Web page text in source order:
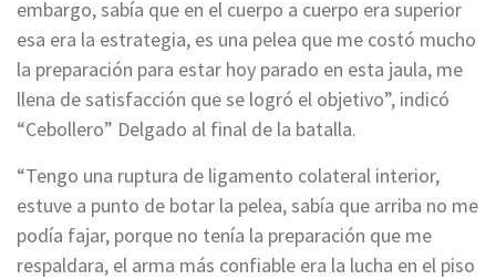
embargo, sabía que en el cuerpo a cuerpo era superior
esa era la estrategia, es una pelea que me costó mucho
la preparación para estar hoy parado en esta jaula, me
llena de satisfacción que se logró el objetivo”, indicó
“Cebollero” Delgado al final de la batalla.
“Tengo una ruptura de ligamento colateral interior,
estuve a punto de botar la pelea, sabía que arriba no me
podía fajar, porque no tenía la preparación que me
respaldara, el arma más confiable era la lucha en el piso